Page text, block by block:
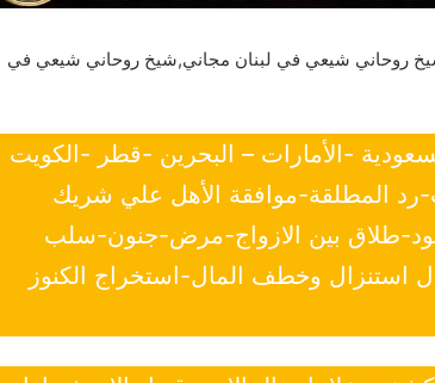
روحاني شيعي في لبنان مجاني,شيخ روحاني شيعي في
-الأمارات – البحرين -قطر -الكويت
رد المطلقة-موافقة الأهل علي شريك
طلاق بين الازواج-مرض-جنون-سلب
استنزال وخطف المال-استخراج الكنوز